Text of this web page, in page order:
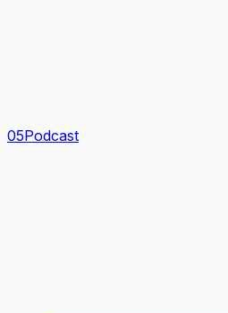
05Podcast